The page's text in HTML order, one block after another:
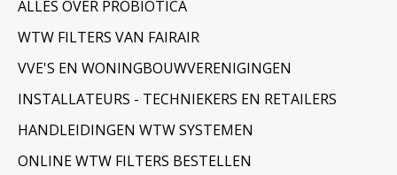
ALLES OVER PROBIOTICA
WTW FILTERS VAN FAIRAIR
VVE'S EN WONINGBOUWVERENIGINGEN
INSTALLATEURS - TECHNIEKERS EN RETAILERS
HANDLEIDINGEN WTW SYSTEMEN
ONLINE WTW FILTERS BESTELLEN